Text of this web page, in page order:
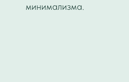
минимализма.